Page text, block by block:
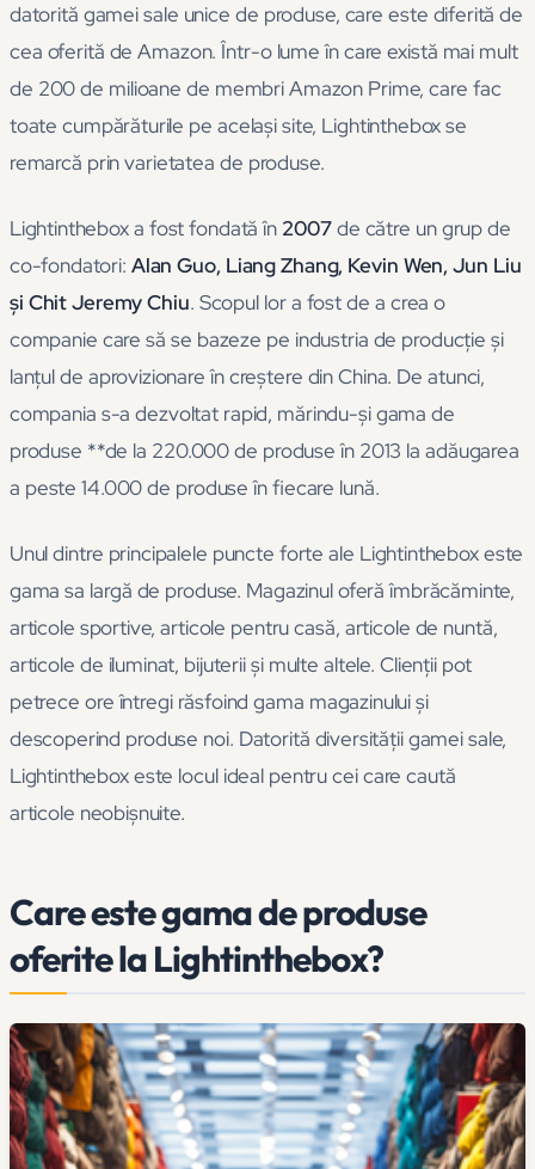
datorită gamei sale unice de produse, care este diferită de
cea oferită de Amazon. Într-o lume în care există mai mult
de 200 de milioane de membri Amazon Prime, care fac
toate cumpărăturile pe același site, Lightinthebox se
remarcă prin varietatea de produse.
Lightinthebox a fost fondată în 2007de către un grup de
co-fondatori: Alan Guo, Liang Zhang, Kevin Wen, Jun Liu
și Chit Jeremy Chiu. Scopul lor a fost de a crea o
companie care să se bazeze pe industria de producție și
lanțul de aprovizionare în creștere din China. De atunci,
compania s-a dezvoltat rapid, mărindu-și gama de
produse **de la 220.000 de produse în 2013 la adăugarea
a peste 14.000 de produse în fiecare lună.
Unul dintre principalele puncte forte ale Lightinthebox este
gama sa largă de produse. Magazinul oferă îmbrăcăminte,
articole sportive, articole pentru casă, articole de nuntă,
articole de iluminat, bijuterii și multe altele. Clienții pot
petrece ore întregi răsfoind gama magazinului și
descoperind produse noi. Datorită diversității gamei sale,
Lightinthebox este locul ideal pentru cei care caută
articole neobișnuite.
Care este gama de produse
oferite la Lightinthebox?